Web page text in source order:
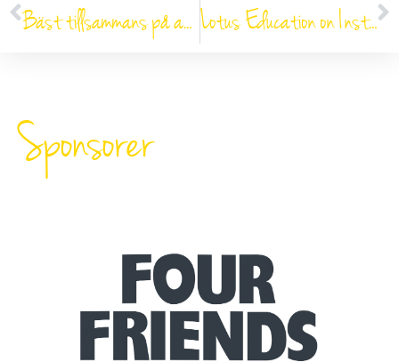
Bäst tillsammans på agility i världsklass Lotus Education on Instagram
Sponsorer